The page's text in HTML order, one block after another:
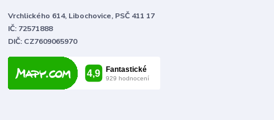
Vrchlického 614, Libochovice, PSČ 411 17
IČ: 72571888
DIČ: CZ7609065970